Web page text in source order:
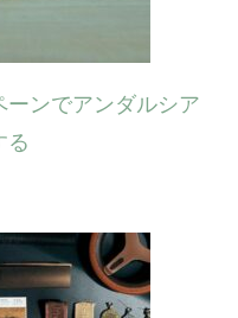
ンでアンダルシア
る